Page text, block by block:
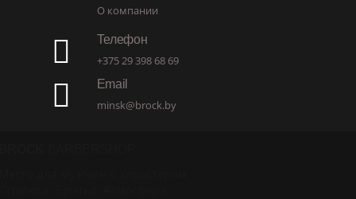
О компании
Телефон
+375 29 398 68 69
Email
minsk@brock.by